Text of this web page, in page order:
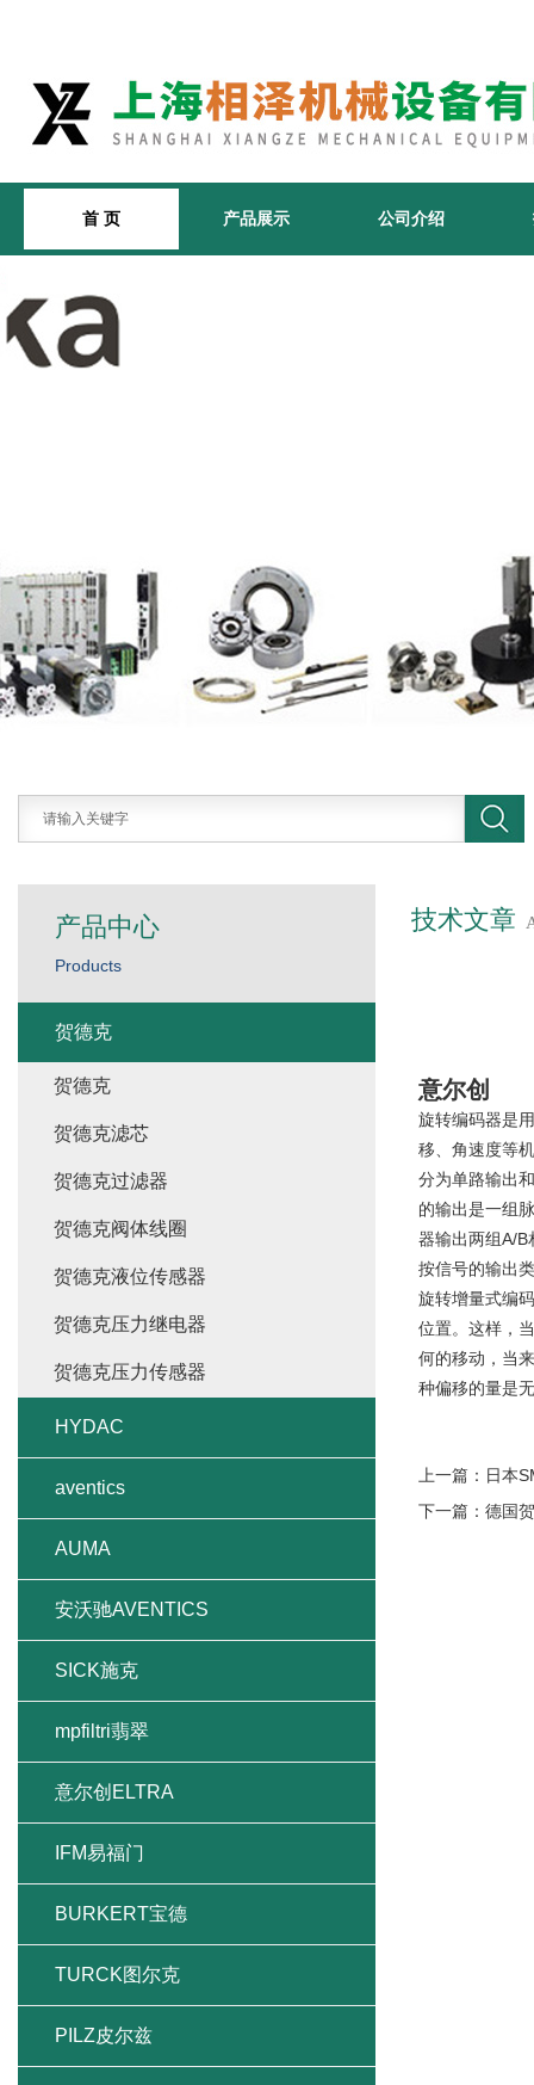
首 页 产品展示 公司介绍
技术文章
意尔创
旋转编码器是
移、角速度等
分为单路输出
的输出是一组
器输出两组A/
按信号的输出
旋转增量式编
位置。这样，
何的移动，当
种偏移的量是
上一篇： 日本
下一篇： 德国
产品中心
Products
贺德克
贺德克
贺德克滤芯
贺德克过滤器
贺德克阀体线圈
贺德克液位传感器
贺德克压力继电器
贺德克压力传感器
HYDAC
aventics
AUMA
安沃驰AVENTICS
SICK施克
mpfiltri翡翠
意尔创ELTRA
IFM易福门
BURKERT宝德
TURCK图尔克
PILZ皮尔兹